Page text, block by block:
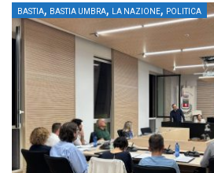
BASTIA, BASTIA UMBRA, LA NAZIONE, POLITICA